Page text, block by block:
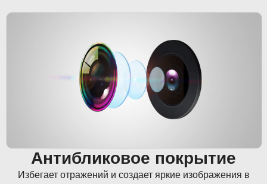
Антибликовое покрытие
Избегает отражений и создает яркие изображения в